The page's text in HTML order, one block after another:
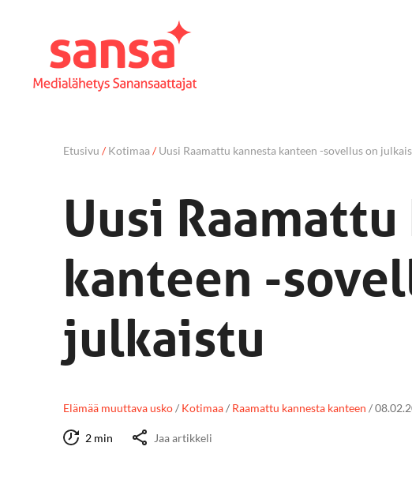
Etusivu /Kotimaa/Uusi Raamattu kannesta kanteen -sovellus on
Uusi
kanteen -
julkaistu
Elämää muuttava usko/ Kotimaa/ Raamattu kannesta kanteen /
2 min Jaa artikkeli